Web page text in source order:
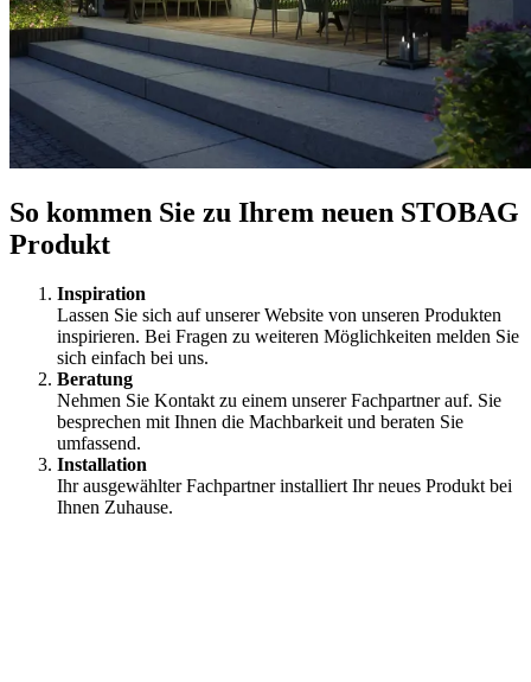
So kommen Sie zu Ihrem neuen STOBAG
Produkt
Inspiration
Lassen Sie sich auf unserer Website von unseren Produkten
inspirieren. Bei Fragen zu weiteren Möglichkeiten melden Sie
sich einfach bei uns.
Beratung
Nehmen Sie Kontakt zu einem unserer Fachpartner auf. Sie
besprechen mit Ihnen die Machbarkeit und beraten Sie
umfassend.
Installation
⁠Ihr ausgewählter Fachpartner installiert Ihr neues Produkt bei
Ihnen Zuhause.